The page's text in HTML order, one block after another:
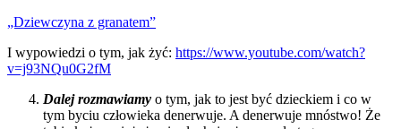
„Dziewczyna z granatem”
I wypowiedzi o tym, jak żyć: https://www.youtube.com/watch?
v=j93NQu0G2fM
Dalej rozmawiamy o tym, jak to jest być dzieckiem i co w
tym byciu człowieka denerwuje. A denerwuje mnóstwo! Że